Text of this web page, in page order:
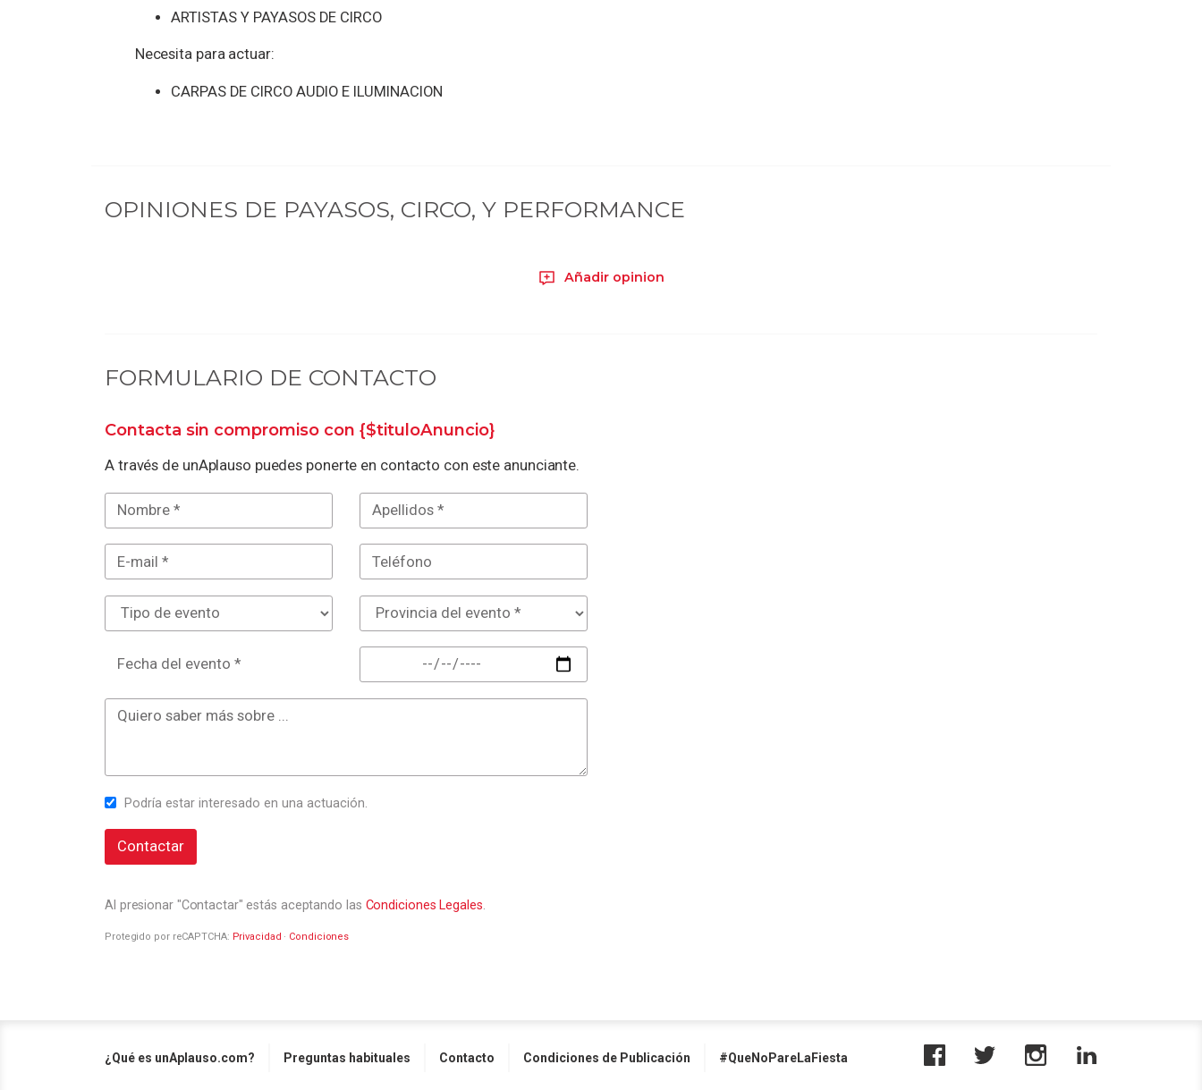
ARTISTAS Y PAYASOS DE CIRCO
Necesita para actuar:
CARPAS DE CIRCO AUDIO E ILUMINACION
OPINIONES DE PAYASOS, CIRCO, Y PERFORMANCE
Añadir opinion
FORMULARIO DE CONTACTO
Contacta sin compromiso con {$tituloAnuncio}
A través de unAplauso puedes ponerte en contacto con este anunciante.
Fecha del evento *
Podría estar interesado en una actuación.
Contactar
Al presionar "Contactar" estás aceptando las Condiciones Legales
Protegido por reCAPTCHA: Privacidad · Condiciones
¿Qué es unAplauso.com? Preguntas habituales Contacto Condiciones de Publicación #QueNoPareLaFiesta